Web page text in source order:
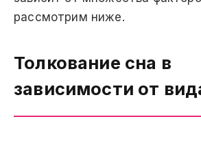
рассмотрим ниже.
Толкование сна в
зависимости от